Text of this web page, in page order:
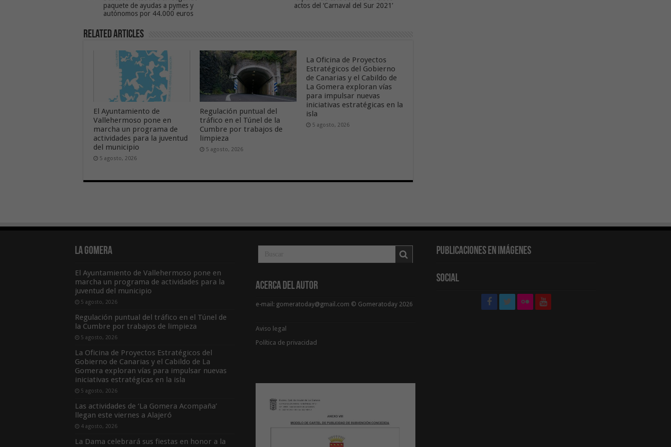
paquete de ayudas a pymes y
autónomos por 44.000 euros
actos del ‘Carnaval del Sur 2021’
Related Articles
El Ayuntamiento de
Vallehermoso pone en
marcha un programa de
actividades para la juventud
del municipio
5 agosto, 2026
Regulación puntual del
tráfico en el Túnel de la
Cumbre por trabajos de
limpieza
5 agosto, 2026
La Oficina de Proyectos
Estratégicos del Gobierno
de Canarias y el Cabildo de
La Gomera exploran vías
para impulsar nuevas
iniciativas estratégicas en la
isla
5 agosto, 2026
La Gomera
El Ayuntamiento de Vallehermoso pone en
marcha un programa de actividades para la
juventud del municipio
5 agosto, 2026
Regulación puntual del tráfico en el Túnel de
la Cumbre por trabajos de limpieza
5 agosto, 2026
La Oficina de Proyectos Estratégicos del
Gobierno de Canarias y el Cabildo de La
Gomera exploran vías para impulsar nuevas
iniciativas estratégicas en la isla
5 agosto, 2026
Las actividades de ‘La Gomera Acompaña’
llegan este viernes a Alajeró
4 agosto, 2026
La Dama celebrará sus fiestas en honor a la
Acerca del Autor
e-mail: gomeratoday@gmail.com © Gomeratoday 2026
Aviso legal
Política de privacidad
Publicaciones en Imágenes
Social